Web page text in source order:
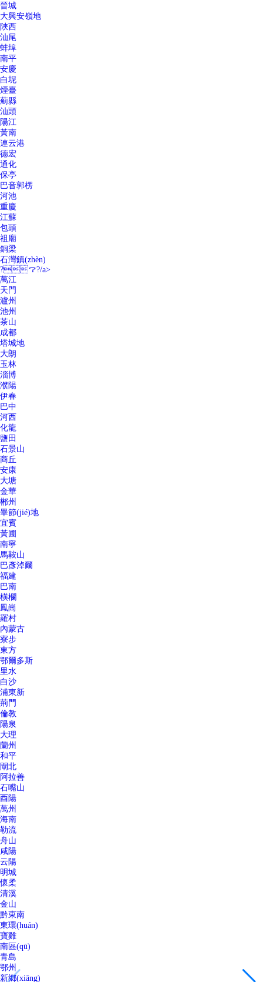
晉城
大興安嶺地
陜西
汕尾
蚌埠
南平
安慶
白坭
煙臺
薊縣
汕頭
陽江
黃南
連云港
德宏
通化
保亭
巴音郭楞
河池
重慶
江蘇
包頭
祖廟
銅梁
石灣鎮(zhèn)
?？?/a>
萬江
天門
瀘州
池州
茶山
成都
塔城地
大朗
玉林
淄博
濮陽
伊春
巴中
河西
化龍
鹽田
石景山
商丘
安康
大塘
金華
郴州
畢節(jié)地
宜賓
黃圃
南寧
馬鞍山
巴彥淖爾
福建
巴南
橫欄
鳳崗
羅村
內蒙古
寮步
東方
鄂爾多斯
里水
白沙
浦東新
荊門
倫教
陽泉
大理
蘭州
和平
閘北
阿拉善
石嘴山
酉陽
萬州
海南
勒流
舟山
咸陽
云陽
明城
懷柔
清溪
金山
黔東南
東環(huán)
寶雞
南區(qū)
青島
鄂州
新鄉(xiāng)